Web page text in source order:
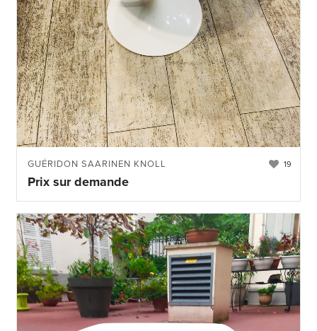
19
GUÉRIDON SAARINEN KNOLL
Prix sur demande